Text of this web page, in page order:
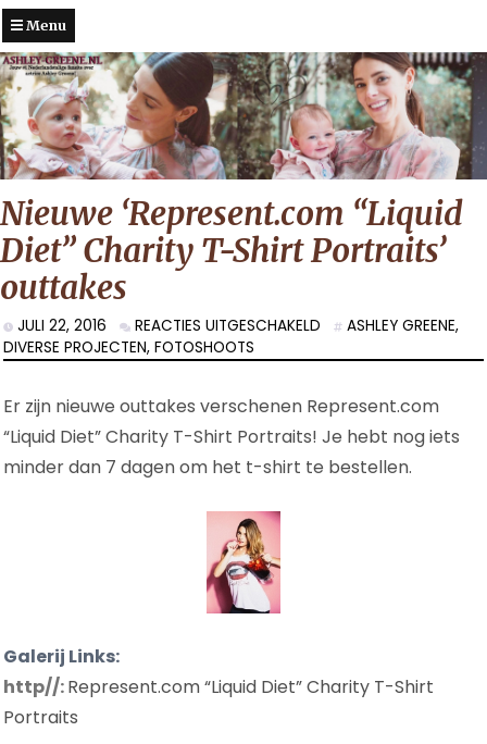
Menu
Nieuwe ‘Represent.com “Liquid
Diet” Charity T-Shirt Portraits’
outtakes
JULI 22, 2016 REACTIES UITGESCHAKELD VOOR
‘REPRESENT.COM
DIET”
CHARITY
T-
SHIRT
ASHLEY GREENE,
DIVERSE PROJECTEN, FOTOSHOOTS
Er zijn nieuwe outtakes verschenen Represent.com
“Liquid Diet” Charity T-Shirt Portraits! Je hebt nog iets
minder dan 7 dagen om het t-shirt te bestellen.
Galerij Links:
http//:Represent.com “Liquid Diet” Charity T-Shirt
Portraits